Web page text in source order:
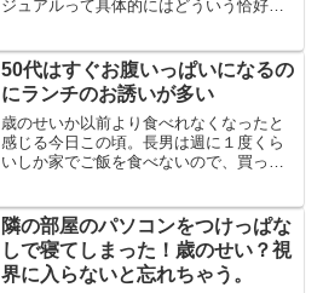
ジュアルって具体的にはどういう恰好な
スカジュアルはどこまで許される？一般
的にオフィスカジュア...
50代はすぐお腹いっぱいになるの
にランチのお誘いが多い
歳のせいか以前より食べれなくなったと
感じる今日この頃。長男は週に１度くら
いしか家でご飯を食べないので、買った
私に今月は既に2回、ランチのお誘いが来
てます。50代にがっ...
隣の部屋のパソコンをつけっぱな
しで寝てしまった！歳のせい？視
界に入らないと忘れちゃう。